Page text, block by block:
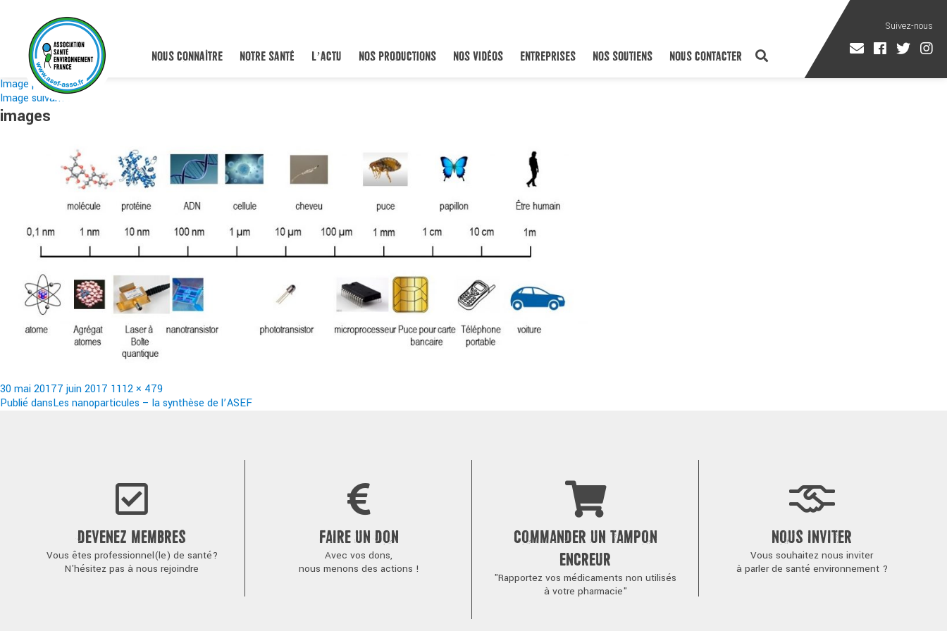
NOUS CONNAÎTRE NOTRE SANTÉ L’ACTU NOS PRODUCTIONS NOS VIDÉOS ENTREPRISES NOS SOUTIENS NOUS CONTACTER
Image précédente
Image suivante
images
Publié
le
30 mai 20177 juin 2017 Taille
réelle
1112 × 479
Navigation
Publié dansLes nanoparticules – la synthèse de l’ASEF
DEVENEZ MEMBRES
Vous êtes professionnel(le) de santé?
N'hésitez pas à nous rejoindre
FAIRE UN DON
Avec vos dons,
nous menons des actions !
COMMANDER UN TAMPON
ENCREUR
"Rapportez vos médicaments non utilisés
à votre pharmacie"
NOUS INVITER
Vous souhaitez nous inviter
à parler de santé environnement ?